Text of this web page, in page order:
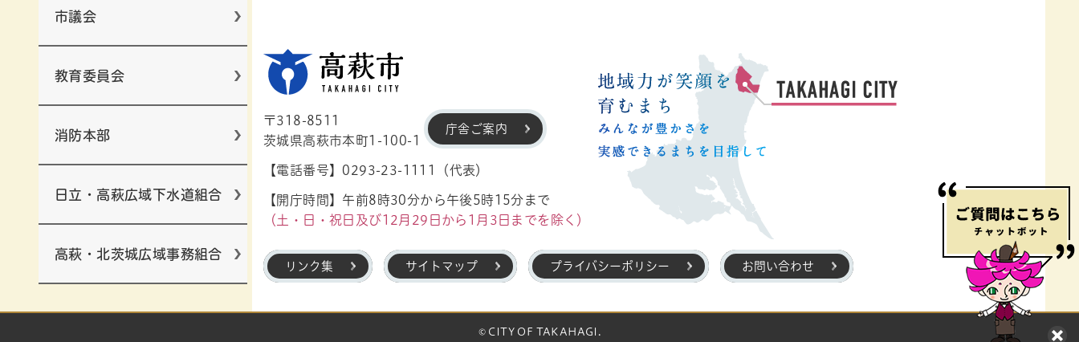
市議会
教育委員会
消防本部
日立・高萩広域下水道組合
高萩・北茨城広域事務組合
〒318-8511
茨城県高萩市本町1-100-1
【電話番号】0293-23-1111（代表）
【開庁時間】午前8時30分から午後5時15分まで
（土・日・祝日及び12月29日から1月3日までを除く）
庁舎ご案内
リンク集 サイトマップ プライバシーポリシー お問い合わせ
© CITY OF TAKAHAGI.